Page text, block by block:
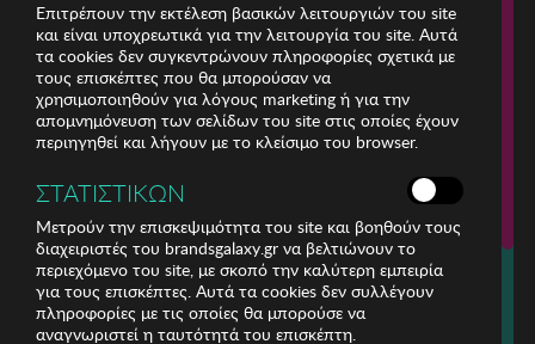
Για τηλεφωνικές παραγγελίες καλέστε
211 18 94 400
(Δευτέρα έως Παρασκευή 9:30 - 14:30 & 24ώρες Φωνητική Πύλη)
Επιτρέπουν την εκτέλεση βασικών λειτουργιών του site
και είναι υποχρεωτικά για την λειτουργία του site. Αυτά
τα cookies δεν συγκεντρώνουν πληροφορίες σχετικά με
τους επισκέπτες που θα μπορούσαν να
χρησιμοποιηθούν για λόγους marketing ή για την
απομνημόνευση των σελίδων του site στις οποίες έχουν
περιηγηθεί και λήγουν με το κλείσιμο του browser.
ΣΤΑΤΙΣΤΙΚΩΝ
Μετρούν την επισκεψιμότητα του site και βοηθούν τους
διαχειριστές του brandsgalaxy.gr να βελτιώνουν το
περιεχόμενο του site, με σκοπό την καλύτερη εμπειρία
για τους επισκέπτες. Αυτά τα cookies δεν συλλέγουν
πληροφορίες με τις οποίες θα μπορούσε να
αναγνωριστεί η ταυτότητά του επισκέπτη.